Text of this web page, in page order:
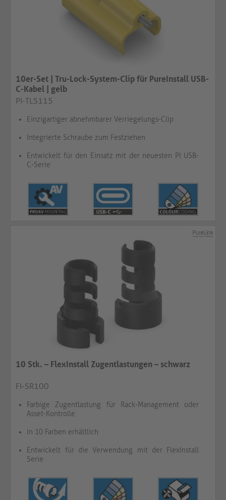
10er-Set | Tru-Lock-System-Clip für PureInstall USB-
C-Kabel | gelb​​​​​​​
PI-TLS115
Einzigartiger abnehmbarer Verriegelungs-Clip
Integrierte Schraube zum Festziehen
Entwickelt für den Einsatz mit der neuesten PI USB-
C-Serie
10 Stk. – FlexInstall Zugentlastungen – schwarz
FI-SR100
Farbige Zugentlastung für Rack-Management oder
Asset-Kontrolle
In 10 Farben erhältlich
Entwickelt für die Verwendung mit der FlexInstall
Serie